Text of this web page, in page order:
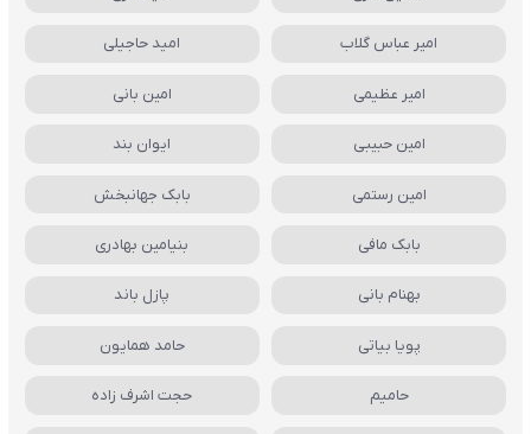
امیر عباس گلاب امید حاجیلی
امیر عظیمی امین بانی
امین حبیبی ایوان بند
امین رستمی بابک جهانبخش
بابک مافی بنیامین بهادری
بهنام بانی پازل باند
پویا بیاتی حامد همایون
حامیم حجت اشرف زاده